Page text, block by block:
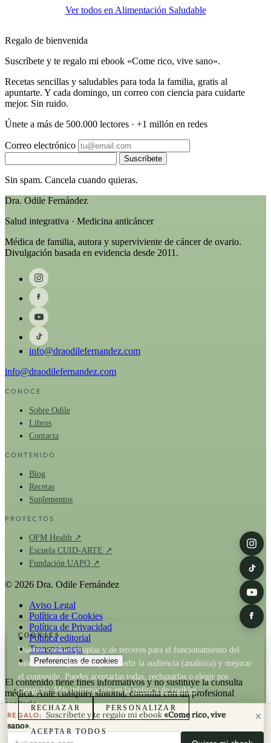
Ver todos en Alimentación Saludable
Regalo de bienvenida
Suscríbete y te regalo mi ebook «Come rico, vive sano».
Recetas sencillas y saludables para toda la familia, gratis al
apuntarte. Y cada domingo, un correo con ciencia para cuidarte
mejor. Sin ruido.
Únete a más de 500.000 lectores · +1 millón en redes
Correo electrónico
Suscríbete
Sin spam. Cancela cuando quieras.
Dra. Odile Fernández
Salud integrativa · Medicina anticáncer
Médica de familia, autora y superviviente de cáncer de ovario.
Divulgación basada en evidencia desde 2011.
info@draodilefernandez.com
info@draodilefernandez.com
CONOCE
Sobre Odile
Libros
Contacta
CONTENIDO
Blog
Recetas
Suplementos
PROYECTOS
OFM Health ↗
Escuela CUID-ARTE ↗
Fundación UAPO ↗
© 2026 Dra. Odile Fernández
Aviso Legal
Política de Cookies
Política de Privacidad
Política editorial
Transparencia
Preferencias de cookies
El contenido tiene fines informativos y no sustituye la consulta
médica. Ante cualquier síntoma, consulta con un profesional
sanitario.
La Dra. Odile Fernández es fundadora de
artículo recomienda un producto de OFM existe relación comercial;
COOKIES
Usamos cookies propias y de terceros para el funcionamiento del
sitio y, con tu permiso, para medir la audiencia (analítica) y mejorar
el contenido. Puedes aceptarlas todas, rechazarlas o elegir por
categoría. Más información en lapolítica de cookies.
RECHAZAR PERSONALIZAR
ACEPTAR TODOS
REGALO: Suscríbete y te regalo mi ebook«Come rico, vive
sano».
Tu correo electrónico